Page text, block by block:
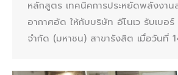
หลักสูตร เทคนิคการประหยัดพลังงาน
อากาศอัด ให้กับบริษัท อีโนเว รับเบอร์
จำกัด (มหาชน) สาขารังสิต เมื่อวันที่